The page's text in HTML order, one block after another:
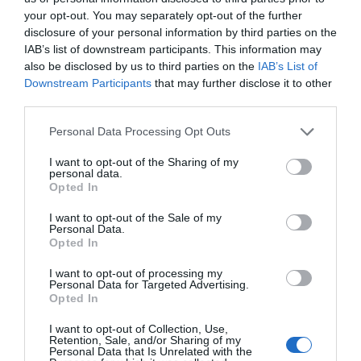
your opt-out. You may separately opt-out of the further
disclosure of your personal information by third parties on the
IAB’s list of downstream participants. This information may
also be disclosed by us to third parties on the IAB’s List of
Downstream Participants that may further disclose it to other
Personal Data Processing Opt Outs
I want to opt-out of the Sharing of my
personal data.
Opted In
I want to opt-out of the Sale of my
Personal Data.
Opted In
I want to opt-out of processing my
Personal Data for Targeted Advertising.
Opted In
I want to opt-out of Collection, Use,
Retention, Sale, and/or Sharing of my
Personal Data that Is Unrelated with the
Grifols compra el
Robotics, del grup
Mondragon
Grifols presenta
seu tractament
Grifols,
de